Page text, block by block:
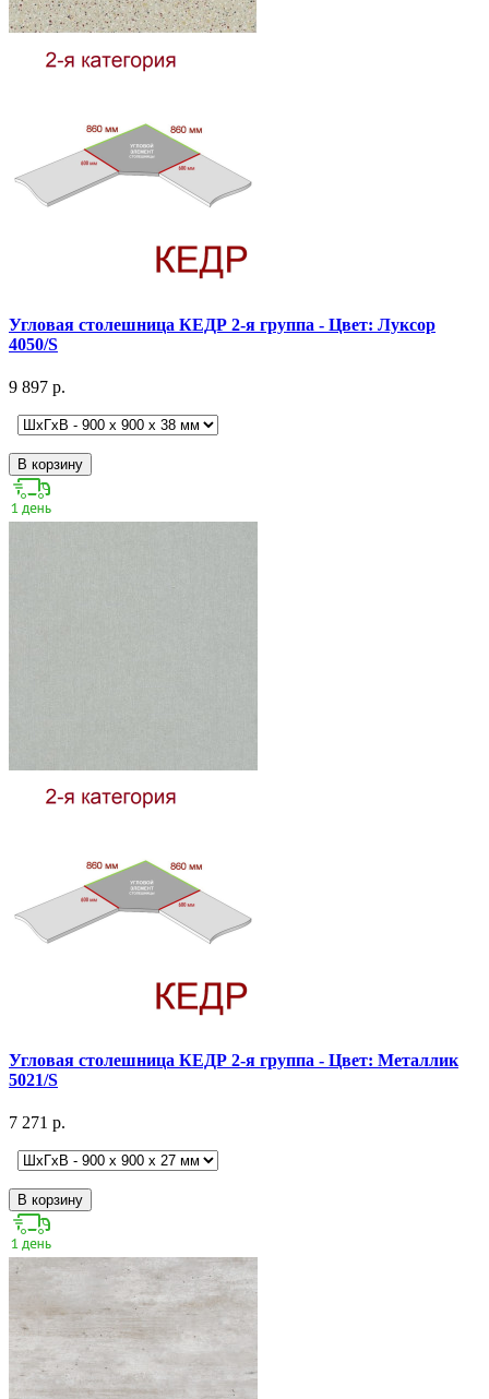
Угловая столешница КЕДР 2-я группа - Цвет: Луксор
4050/S
9 897 р.
В корзину
Угловая столешница КЕДР 2-я группа - Цвет: Металлик
5021/S
7 271 р.
В корзину